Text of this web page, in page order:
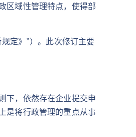
区域性管理特点，使得部
定》”）。此次修订主要
下，依然存在企业提交申
是将行政管理的重点从事